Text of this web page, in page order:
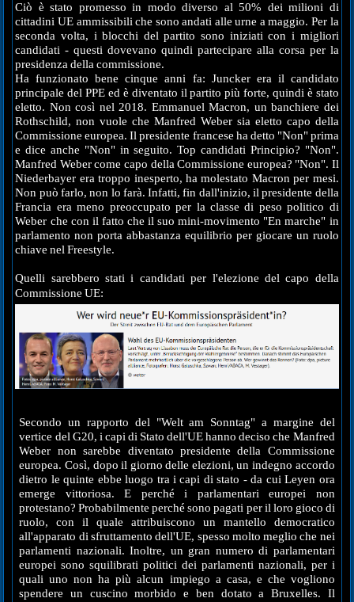
Ciò è stato promesso in modo diverso al 50% dei milioni di
cittadini UE ammissibili che sono andati alle urne a maggio. Per la
seconda volta, i blocchi del partito sono iniziati con i migliori
candidati - questi dovevano quindi partecipare alla corsa per la
presidenza della commissione.
Ha funzionato bene cinque anni fa: Juncker era il candidato
principale del PPE ed è diventato il partito più forte, quindi è stato
eletto. Non così nel 2018. Emmanuel Macron, un banchiere dei
Rothschild, non vuole che Manfred Weber sia eletto capo della
Commissione europea. Il presidente francese ha detto "Non" prima
e dice anche "Non" in seguito. Top candidati Principio? "Non".
Manfred Weber come capo della Commissione europea? "Non". Il
Niederbayer era troppo inesperto, ha molestato Macron per mesi.
Non può farlo, non lo farà. Infatti, fin dall'inizio, il presidente della
Francia era meno preoccupato per la classe di peso politico di
Weber che con il fatto che il suo mini-movimento "En marche" in
parlamento non porta abbastanza equilibrio per giocare un ruolo
chiave nel Freestyle.
Quelli sarebbero stati i candidati per l'elezione del capo della
Commissione UE:
Secondo un rapporto del "Welt am Sonntag" a margine del
vertice del G20, i capi di Stato dell'UE hanno deciso che Manfred
Weber non sarebbe diventato presidente della Commissione
europea. Così, dopo il giorno delle elezioni, un indegno accordo
dietro le quinte ebbe luogo tra i capi di stato - da cui Leyen ora
emerge vittoriosa. E perché i parlamentari europei non
protestano? Probabilmente perché sono pagati per il loro gioco di
ruolo, con il quale attribuiscono un mantello democratico
all'apparato di sfruttamento dell'UE, spesso molto meglio che nei
parlamenti nazionali. Inoltre, un gran numero di parlamentari
europei sono squilibrati politici dei parlamenti nazionali, per i
quali uno non ha più alcun impiego a casa, e che vogliono
spendere un cuscino morbido e ben dotato a Bruxelles. Il